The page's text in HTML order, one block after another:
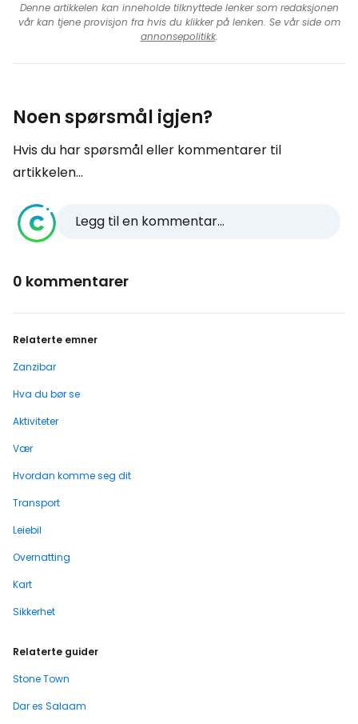
Denne artikkelen kan inneholde tilknyttede lenker som redaksjonen
vår kan tjene provisjon fra hvis du klikker på lenken. Se vår side om
annonsepolitikk.
Noen spørsmål igjen?
Hvis du har spørsmål eller kommentarer til
artikkelen...
Legg til en kommentar...
0 kommentarer
Relaterte emner
Zanzibar
Hva du bør se
Aktiviteter
Vær
Hvordan komme seg dit
Transport
Leiebil
Overnatting
Kart
Sikkerhet
Relaterte guider
Stone Town
Dar es Salaam